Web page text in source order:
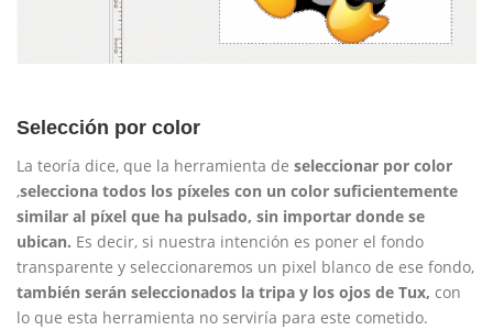
Selección por color
La teoría dice, que la herramienta de seleccionar por color
,selecciona todos los píxeles con un color suficientemente
similar al píxel que ha pulsado, sin importar donde se
ubican. Es decir, si nuestra intención es poner el fondo
transparente y seleccionaremos un pixel blanco de ese fondo,
también serán seleccionados la tripa y los ojos de Tux, con
lo que esta herramienta no serviría para este cometido.